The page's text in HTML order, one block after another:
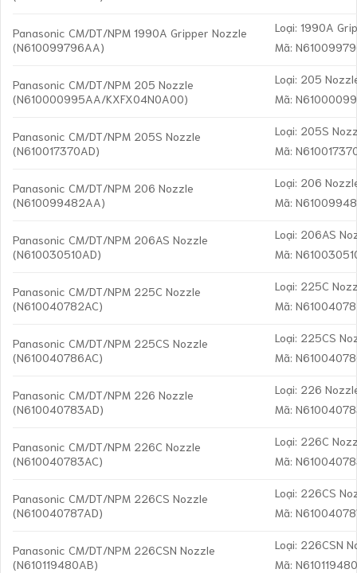
Panasonic CM/DT/NPM 1990A Gripper Nozzle
(N610099796AA)
Loại: 1990A
Mã:
Panasonic CM/DT/NPM 205 Nozzle
(N610000995AA/KXFX04N0A00)
Loại: 205
Mã:
Panasonic CM/DT/NPM 205S Nozzle
(N610017370AD)
Loại: 205S
Mã:
Panasonic CM/DT/NPM 206 Nozzle
(N610099482AA)
Loại: 206
Mã:
Panasonic CM/DT/NPM 206AS Nozzle
(N610030510AD)
Loại: 206AS
Mã:
Panasonic CM/DT/NPM 225C Nozzle
(N610040782AC)
Loại: 225C
Mã:
Panasonic CM/DT/NPM 225CS Nozzle
(N610040786AC)
Loại: 225CS
Mã:
Panasonic CM/DT/NPM 226 Nozzle
(N610040783AD)
Loại: 226
Mã:
Panasonic CM/DT/NPM 226C Nozzle
(N610040783AC)
Loại: 226C
Mã:
Panasonic CM/DT/NPM 226CS Nozzle
(N610040787AD)
Loại: 226CS
Mã:
Panasonic CM/DT/NPM 226CSN Nozzle
(N610119480AB)
Loại: 226CSN
Mã: